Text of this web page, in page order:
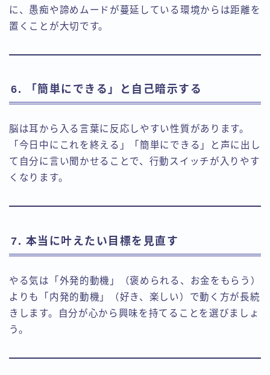
に、愚痴や諦めムードが蔓延している環境からは距離を
置くことが大切です。
6. 「簡単にできる」と自己暗示する
脳は耳から入る言葉に反応しやすい性質があります。
「今日中にこれを終える」「簡単にできる」と声に出し
て自分に言い聞かせることで、行動スイッチが入りやす
くなります。
7. 本当に叶えたい目標を見直す
やる気は「外発的動機」（褒められる、お金をもらう）
よりも「内発的動機」（好き、楽しい）で動く方が長続
きします。自分が心から興味を持てることを選びましょ
う。